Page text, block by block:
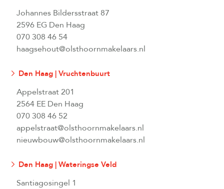
Johannes Bildersstraat 87
2596 EG Den Haag
070 308 46 54
haagsehout@olsthoornmakelaars.nl
Den Haag | Vruchtenbuurt
Appelstraat 201
2564 EE Den Haag
070 308 46 52
appelstraat@olsthoornmakelaars.nl
nieuwbouw@olsthoornmakelaars.nl
Den Haag | Wateringse Veld
Santiagosingel 1